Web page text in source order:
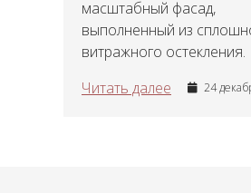
масштабный фасад,
выполненный из
витражного остекления.
Читать далее
24